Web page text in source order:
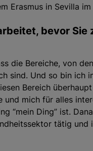
Erasmus in Sevilla im
bevor Sie
die Bereiche, von
sind. Und so bin ich
Bereich
und mich für alles
“mein Ding” ist.
tätig und